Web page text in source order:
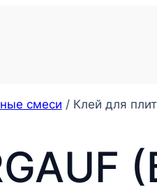
смеси / Клей для